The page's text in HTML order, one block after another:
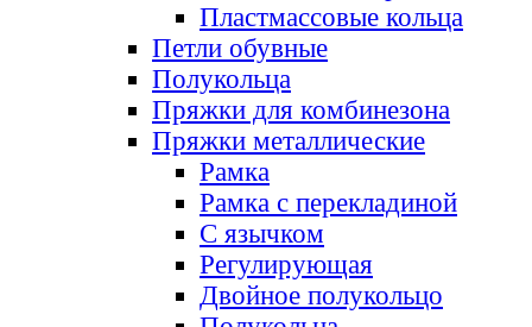
Пластмассовые кольца
Петли обувные
Полукольца
Пряжки для комбинезона
Пряжки металлические
Рамка
Рамка с перекладиной
С язычком
Регулирующая
Двойное полукольцо